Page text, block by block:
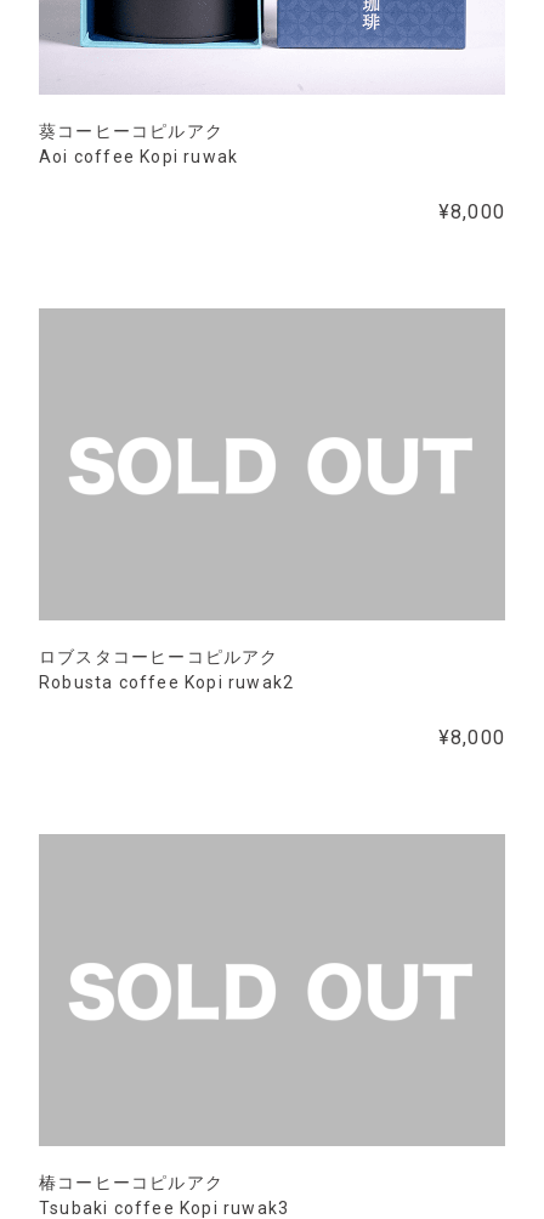
葵コーヒーコピルアク
Aoi coffee Kopi ruwak
¥8,000
ロブスタコーヒーコピルアク
Robusta coffee Kopi ruwak2
¥8,000
椿コーヒーコピルアク
Tsubaki coffee Kopi ruwak3